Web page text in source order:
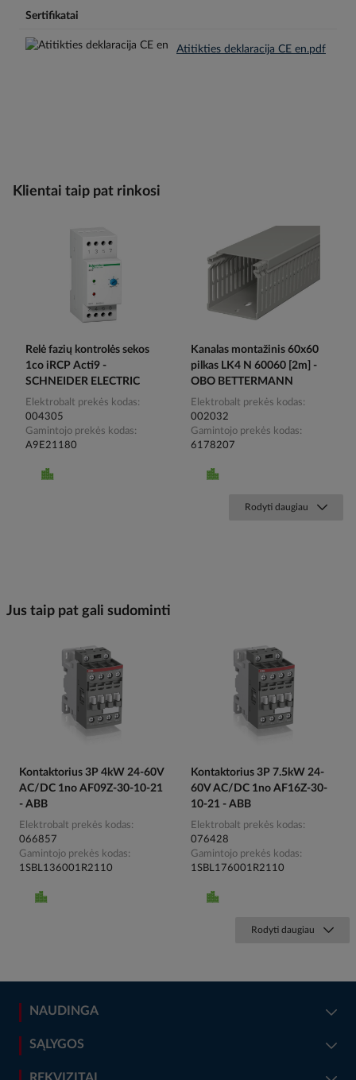
Sertifikatai
Atitikties deklaracija CE en.pdf
Klientai taip pat rinkosi
Relė fazių kontrolės sekos
1co iRCP Acti9 -
SCHNEIDER ELECTRIC
Elektrobalt prekės kodas
004305
Gamintojo prekės kodas
A9E21180
Kanalas montažinis 60x60
pilkas LK4 N 60060 [2m] -
OBO BETTERMANN
Elektrobalt prekės kodas
002032
Gamintojo prekės kodas
6178207
Rodyti daugiau
Jus taip pat gali sudominti
Kontaktorius 3P 4kW 24-60V
AC/DC 1no AF09Z-30-10-21
- ABB
Elektrobalt prekės kodas
066857
Gamintojo prekės kodas
1SBL136001R2110
Kontaktorius 3P 7.5kW 24-
60V AC/DC 1no AF16Z-30-
10-21 - ABB
Elektrobalt prekės kodas
076428
Gamintojo prekės kodas
1SBL176001R2110
Rodyti daugiau
NAUDINGA
SĄLYGOS